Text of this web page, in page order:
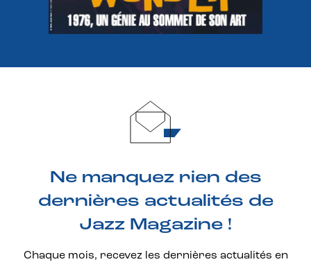
Ne manquez rien des
dernières actualités de
Jazz Magazine !
Chaque mois, recevez les dernières actualités en